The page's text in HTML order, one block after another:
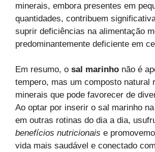
minerais, embora presentes em
quantidades, contribuem
suprir deficiências na alimentação
predominantemente deficiente em
Em resumo, o sal marinho não é
tempero, mas um composto natural
minerais que pode favorecer de
Ao optar por inserir o sal marinho
em outras rotinas do dia a dia,
benefícios nutricionais e
vida mais saudável e conectado